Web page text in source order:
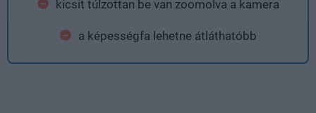
kicsit túlzottan be van zoomolva a kamera
a képességfa lehetne átláthatóbb